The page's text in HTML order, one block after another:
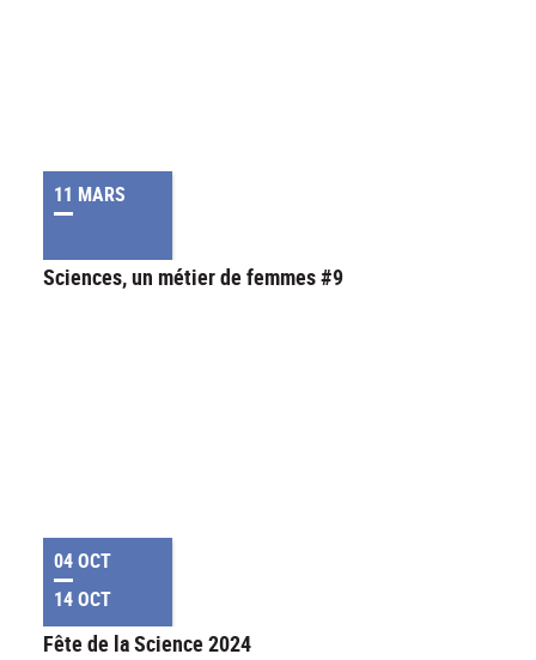
11 MARS
Sciences, un métier de femmes #9
04 OCT
14 OCT
Fête de la Science 2024